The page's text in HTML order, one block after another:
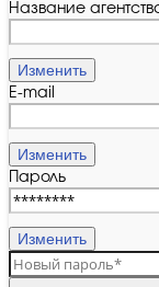
Название
Изменить
E-mail
Изменить
Пароль
Изменить